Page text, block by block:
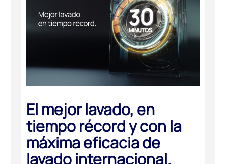
El mejor lavado, en
tiempo récord y con la
máxima eficacia de
lavado internacional.